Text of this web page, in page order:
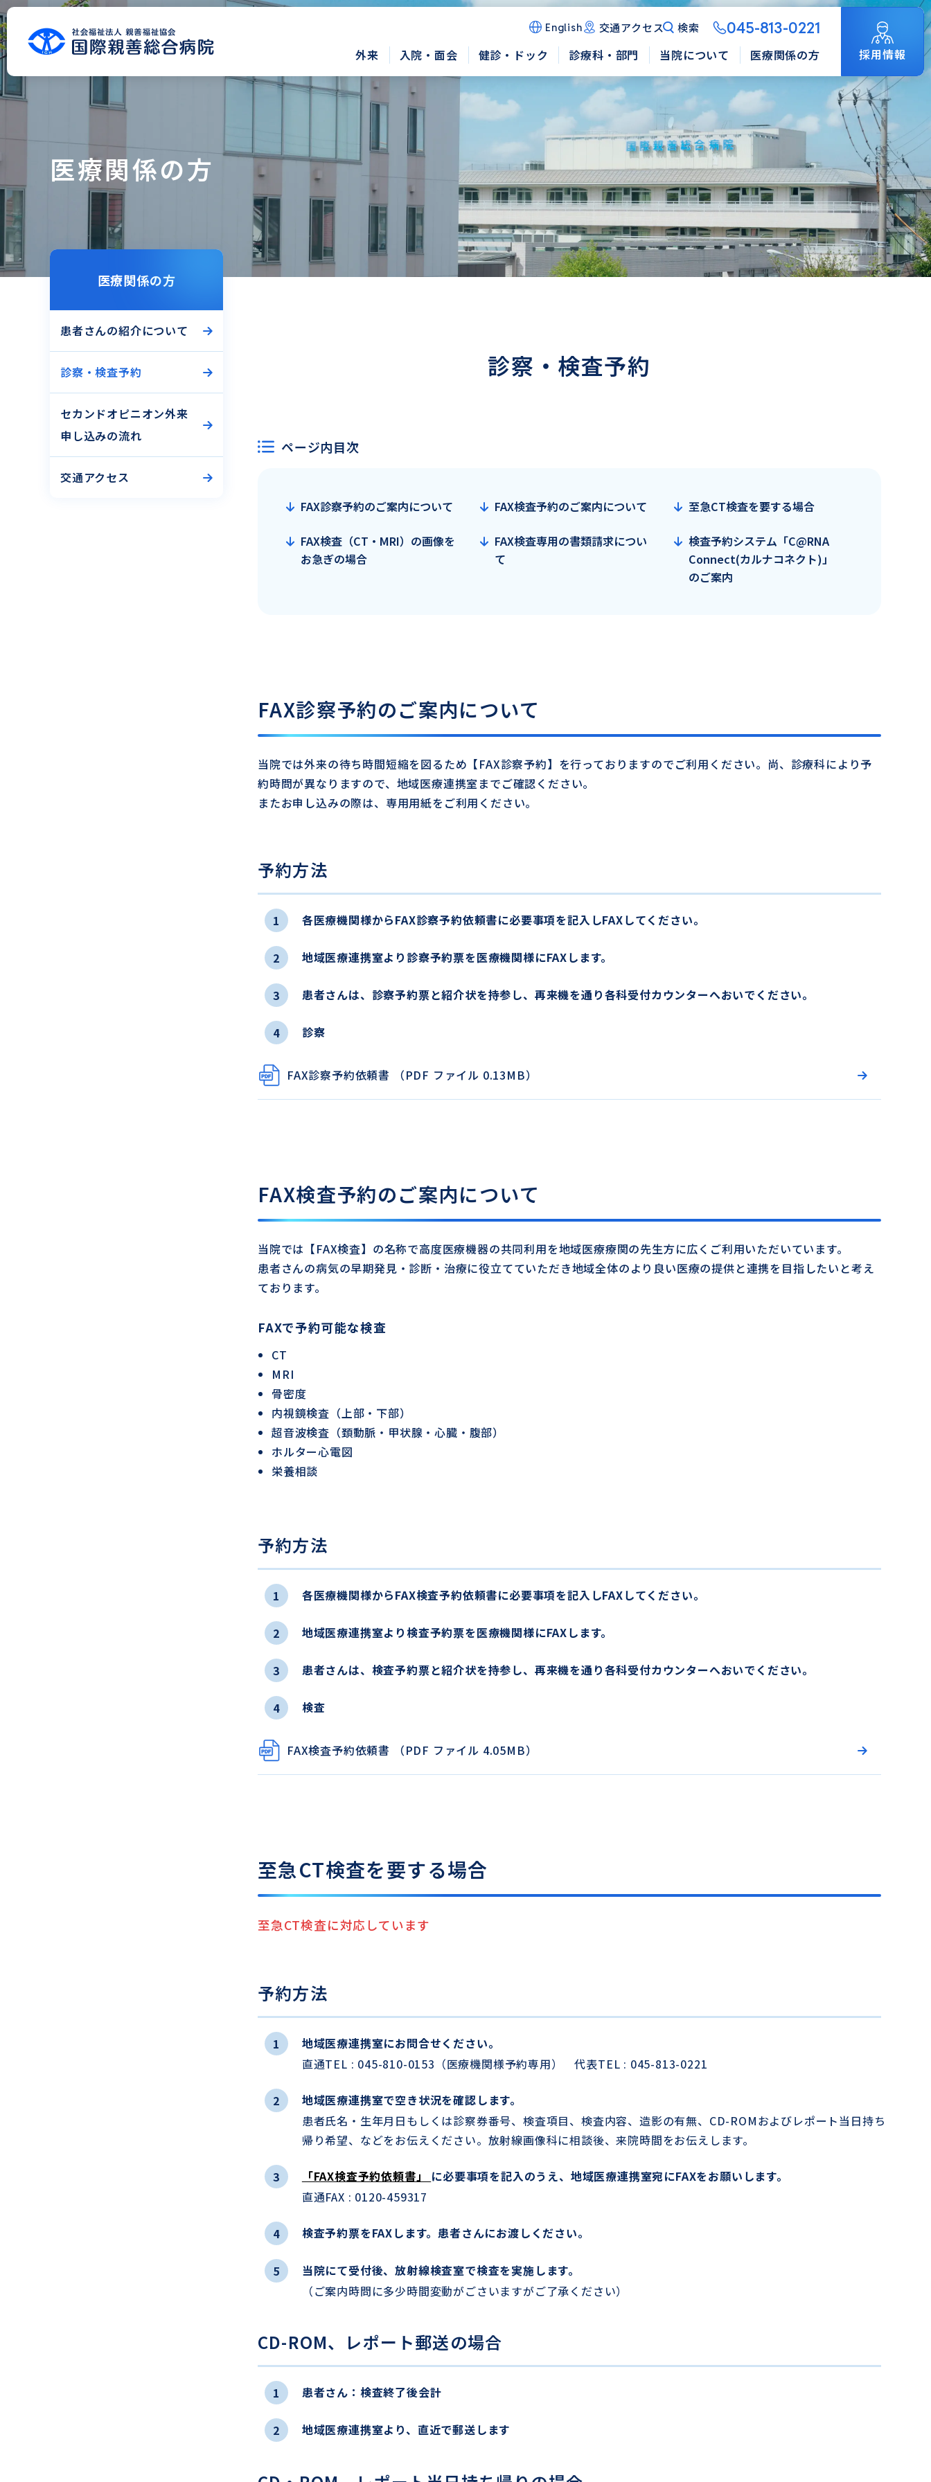
グ
ロ
ー
バ
ル
ナ
シ
ン
へ
本
文
へ
ロ
ー
カ
ル
ナ
ビ
ョ
へ
フ
ッ
タ
ー
へ
English 交通アクセス 検索 045-813-0221
外来 入院・面会 健診・ドック 診療科・部門 当院について 医療関係の方 採用情報
医療関係の方
診察・検査予約
ページ内目次
FAX診察予約のご案内について FAX検査予約のご案内について 至急CT検査を要する場合
FAX検査（CT・MRI）の画像を
お急ぎの場合
FAX検査専用の書類請求につい
て
検査予約システム「C@RNA
Connect(カルナコネクト)」
のご案内
FAX診察予約のご案内について
当院では外来の待ち時間短縮を図るため【FAX診察予約】を行っておりますのでご利用ください。尚、診療科により予
約時問が異なりますので、地域医療連携室までご確認ください。
またお申し込みの際は、専用用紙をご利用ください。
予約方法
1 各医療機関様からFAX診察予約依頼書に必要事項を記入しFAXしてください。
2 地域医療連携室より診察予約票を医療機関様にFAXします。
3 患者さんは、診察予約票と紹介状を持参し、再来機を通り各科受付カウンターへおいでください。
4 診察
FAX診察予約依頼書 （PDF ファイル 0.13MB）
FAX検査予約のご案内について
当院では【FAX検査】の名称で高度医療機器の共同利用を地域医療療関の先生方に広くご利用いただいています。
患者さんの病気の早期発見・診断・治療に役立てていただき地域全体のより良い医療の提供と連携を目指したいと考え
ております。
FAXで予約可能な検査
CT
MRI
骨密度
内視鏡検査（上部・下部）
超音波検査（頚動脈・甲状腺・心臓・腹部）
ホルター心電図
栄養相談
予約方法
1 各医療機関様からFAX検査予約依頼書に必要事項を記入しFAXしてください。
2 地域医療連携室より検査予約票を医療機関様にFAXします。
3 患者さんは、検査予約票と紹介状を持参し、再来機を通り各科受付カウンターへおいでください。
4 検査
FAX検査予約依頼書 （PDF ファイル 4.05MB）
至急CT検査を要する場合
至急CT検査に対応しています
予約方法
1
地域医療連携室にお問合せください。
直通TEL : 045-810-0153（医療機関様予約専用） 代表TEL : 045-813-0221
2
地域医療連携室で空き状況を確認します。
患者氏名・生年月日もしくは診察券番号、検査項目、検査内容、造影の有無、CD-ROMおよびレポート当日持ち
帰り希望、などをお伝えください。放射線画像科に相談後、来院時間をお伝えします。
3 「FAX検査予約依頼書」 に必要事項を記入のうえ、地域医療連携室宛にFAXをお願いします。
直通FAX : 0120-459317
4 検査予約票をFAXします。患者さんにお渡しください。
5
当院にて受付後、放射線検査室で検査を実施します。
（ご案内時問に多少時間変動がごさいますがご了承ください）
CD-ROM、レポート郵送の場合
1 患者さん：検査終了後会計
2 地域医療連携室より、直近で郵送します
医療関係の方
患者さんの紹介について
診察・検査予約
セカンドオピニオン外来
申し込みの流れ
交通アクセス